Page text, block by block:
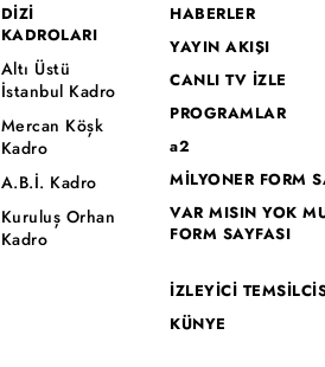
DİZİ
KADROLARI
Altı Üstü
İstanbul Kadro
Mercan Köşk
Kadro
A.B.İ. Kadro
Kuruluş Orhan
Kadro
HABERLER
YAYIN AKIŞI
CANLI TV İZLE
PROGRAMLAR
a2
MİLYONER FORM
VAR MISIN YOK
FORM SAYFASI
İZLEYİCİ
KÜNYE